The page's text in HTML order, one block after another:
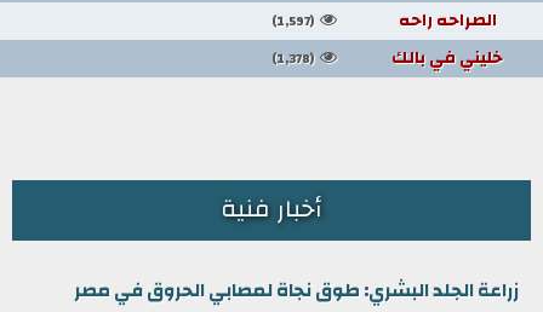
الصراحه راحه (1,597)
خليني في بالك (1,378)
أخبار فنية
زراعة الجلد البشري: طوق نجاة لمصابي الحروق في مصر